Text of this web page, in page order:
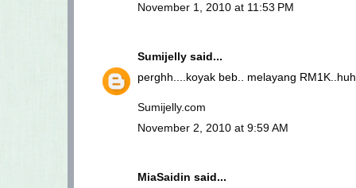
November 1, 2010 at 11:53 PM
Sumijelly said...
perghh....koyak beb.. melayang
Sumijelly.com
November 2, 2010 at 9:59 AM
MiaSaidin said...